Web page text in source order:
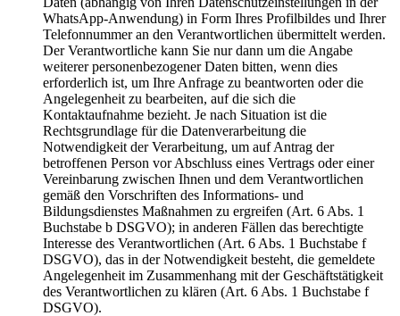
WhatsApp-Anwendung) in Form Ihres Profilbildes und Ihrer
Telefonnummer an den Verantwortlichen übermittelt werden.
Der Verantwortliche kann Sie nur dann um die Angabe
weiterer personenbezogener Daten bitten, wenn dies
erforderlich ist, um Ihre Anfrage zu beantworten oder die
Angelegenheit zu bearbeiten, auf die sich die
Kontaktaufnahme bezieht. Je nach Situation ist die
Rechtsgrundlage für die Datenverarbeitung die
Notwendigkeit der Verarbeitung, um auf Antrag der
betroffenen Person vor Abschluss eines Vertrags oder einer
Vereinbarung zwischen Ihnen und dem Verantwortlichen
gemäß den Vorschriften des Informations- und
Bildungsdienstes Maßnahmen zu ergreifen (Art. 6 Abs. 1
Buchstabe b DSGVO); in anderen Fällen das berechtigte
Interesse des Verantwortlichen (Art. 6 Abs. 1 Buchstabe f
DSGVO), das in der Notwendigkeit besteht, die gemeldete
Angelegenheit im Zusammenhang mit der Geschäftstätigkeit
des Verantwortlichen zu klären (Art. 6 Abs. 1 Buchstabe f
DSGVO).